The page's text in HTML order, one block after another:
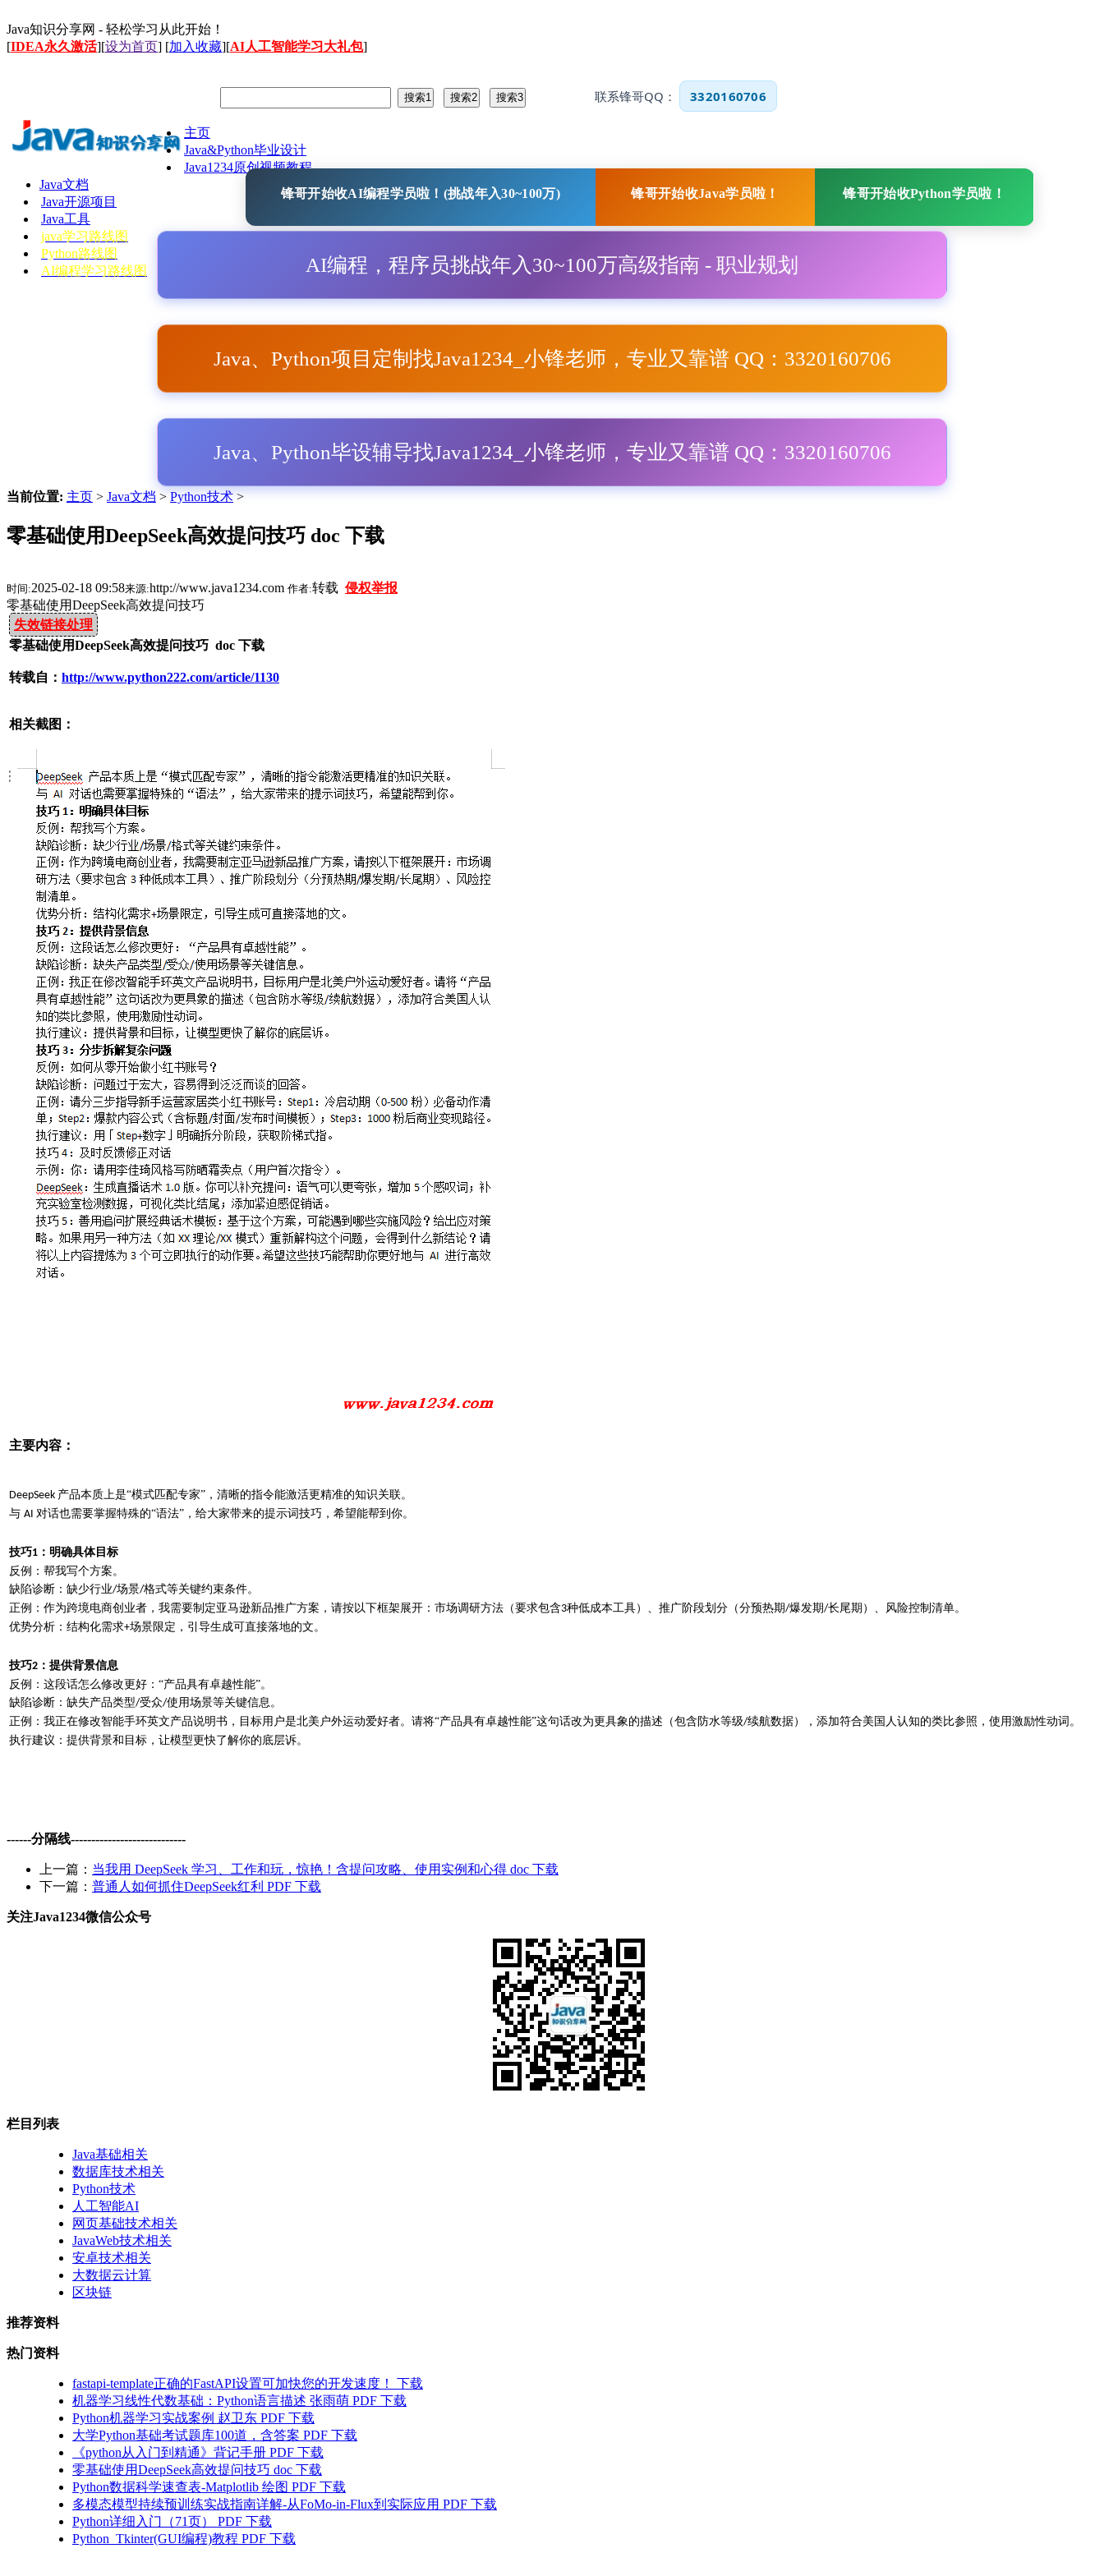
Java知识分享网 - 轻松学习从此开始！
[IDEA永久激活][设为首页] [加入收藏][AI人工智能学习大礼包]
联系锋哥QQ： 3320160706
主页
Java&Python毕业设计
Java1234原创视频教程
Java文档
Java开源项目
Java工具
java学习路线图
Python路线图
AI编程学习路线图
锋哥开始收AI编程学员啦！(挑战年入30~100万) 锋哥开始收Java学员啦！ 锋哥开始收Python学员啦！
AI编程，程序员挑战年入30~100万高级指南 - 职业规划
Java、Python项目定制找Java1234_小锋老师，专业又靠谱 QQ：3320160706
Java、Python毕设辅导找Java1234_小锋老师，专业又靠谱 QQ：3320160706
当前位置: 主页 > Java文档 > Python技术 >
零基础使用DeepSeek高效提问技巧 doc 下载
时间:2025-02-18 09:58来源:http://www.java1234.com 作者:转载 侵权举报
零基础使用DeepSeek高效提问技巧
失效链接处理
零基础使用DeepSeek高效提问技巧 doc 下载
转载自： http://www.python222.com/article/1130
相关截图：
主要内容：
DeepSeek 产品本质上是“模式匹配专家”，清晰的指令能激活更精准的知识关联。
与 AI 对话也需要掌握特殊的“语法”，给大家带来的提示词技巧，希望能帮到你。
技巧1 ：明确具体目标
反例：帮我写个方案。
缺陷诊断：缺少行业/场景/格式等关键约束条件。
正例：作为跨境电商创业者，我需要制定亚马逊新品推广方案，请按以下框架展开：市场调研方法（要求包含3种低成本工具）、推广阶段划分（分预热期/爆发期/长尾期）、风险控制清单。
优势分析：结构化需求+场景限定，引导生成可直接落地的文。
技巧2 ：提供背景信息
反例：这段话怎么修改更好：“产品具有卓越性能”。
缺陷诊断：缺失产品类型/受众/使用场景等关键信息。
正例：我正在修改智能手环英文产品说明书，目标用户是北美户外运动爱好者。请将“产品具有卓越性能”这句话改为更具象的描述（包含防水等级/续航数据），添加符合美国人认知的类比参照，使用激励性动词。
执行建议：提供背景和目标，让模型更快了解你的底层诉。
------分隔线----------------------------
上一篇： 当我用 DeepSeek 学习、工作和玩，惊艳！含提问攻略、使用实例和心得 doc 下载
下一篇： 普通人如何抓住DeepSeek红利 PDF 下载
关注Java1234微信公众号
栏目列表
Java基础相关
数据库技术相关
Python技术
人工智能AI
网页基础技术相关
JavaWeb技术相关
安卓技术相关
大数据云计算
区块链
推荐资料
热门资料
fastapi-template正确的FastAPI设置可加快您的开发速度！ 下载
机器学习线性代数基础：Python语言描述 张雨萌 PDF 下载
Python机器学习实战案例 赵卫东 PDF 下载
大学Python基础考试题库100道，含答案 PDF 下载
《python从入门到精通》背记手册 PDF 下载
零基础使用DeepSeek高效提问技巧 doc 下载
Python数据科学速查表-Matplotlib 绘图 PDF 下载
多模态模型持续预训练实战指南详解-从FoMo-in-Flux到实际应用 PDF 下载
Python详细入门（71页） PDF 下载
Python_Tkinter(GUI编程)教程 PDF 下载